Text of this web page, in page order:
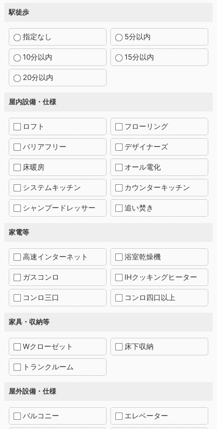
駅徒歩
指定なし 5分以内
10分以内 15分以内
20分以内
屋内設備・仕様
ロフト フローリング
バリアフリー デザイナーズ
床暖房 オール電化
システムキッチン カウンターキッチン
シャンプードレッサー 追い焚き
家電等
高速インターネット 浴室乾燥機
ガスコンロ IHクッキングヒーター
コンロ三口 コンロ四口以上
家具・収納等
Wクローゼット 床下収納
トランクルーム
屋外設備・仕様
バルコニー エレベーター